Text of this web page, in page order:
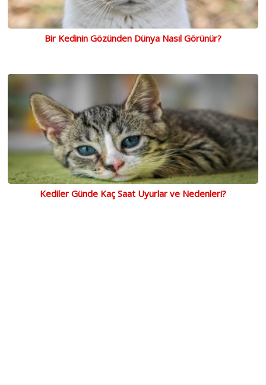
Bir Kedinin Gözünden Dünya Nasıl Görünür?
Kediler Günde Kaç Saat Uyurlar ve Nedenleri?